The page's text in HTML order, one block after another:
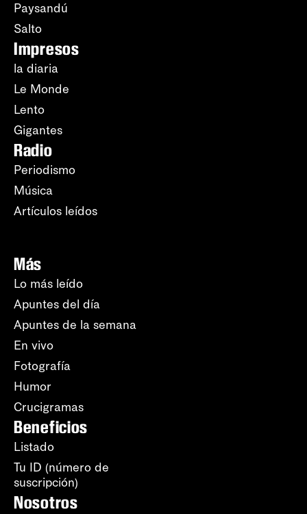
Paysandú
Salto
Impresos
la diaria
Le Monde
Lento
Gigantes
Radio
Periodismo
Música
Artículos leídos
Más
Lo más leído
Apuntes del día
Apuntes de la semana
En vivo
Fotografía
Humor
Crucigramas
Beneficios
Listado
Tu ID (número de
suscripción)
Nosotros